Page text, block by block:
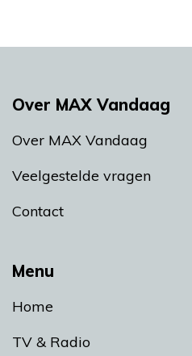
Menu
Home
TV & Radio
Over MAX Vandaag
Over MAX Vandaag
Veelgestelde vragen
Contact